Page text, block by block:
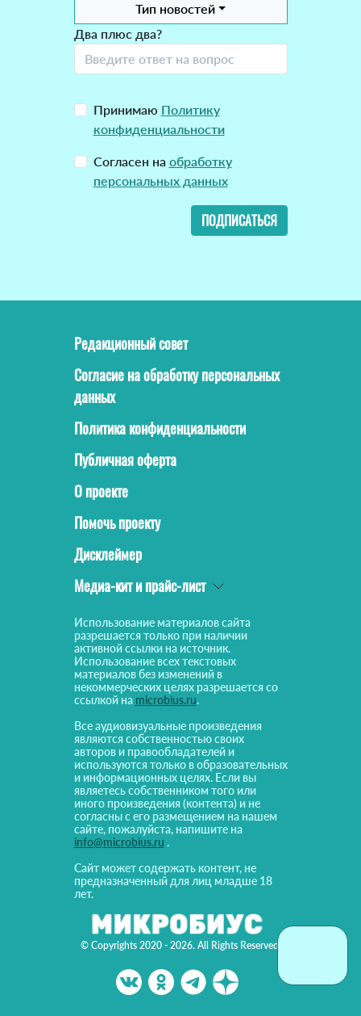
Тип новостей
Два плюс два?
Принимаю Политику
конфиденциальности
Согласен на обработку
персональных данных
ПОДПИСАТЬСЯ
© Copyrights 2020 - 2026. All Rights Reserved!
Редакционный совет
Согласие на обработку персональных
данных
Политика конфиденциальности
Публичная оферта
О проекте
Помочь проекту
Дисклеймер
Медиа-кит и прайс-лист
Использование материалов сайта
разрешается только при наличии
активной ссылки на источник.
Использование всех текстовых
материалов без изменений в
некоммерческих целях разрешается со
ссылкой на microbius.ru.
Все аудиовизуальные произведения
являются собственностью своих
авторов и правообладателей и
используются только в образовательных
и информационных целях. Если вы
являетесь собственником того или
иного произведения (контента) и не
согласны с его размещением на нашем
сайте, пожалуйста, напишите на
info@microbius.ru .
Сайт может содержать контент, не
предназначенный для лиц младше 18
лет.